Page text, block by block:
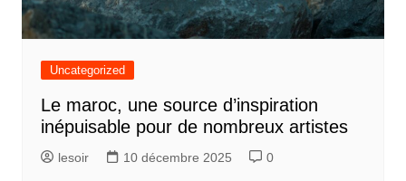
Uncategorized
Le maroc, une source d’inspiration
inépuisable pour de nombreux artistes
lesoir 10 décembre 2025 0